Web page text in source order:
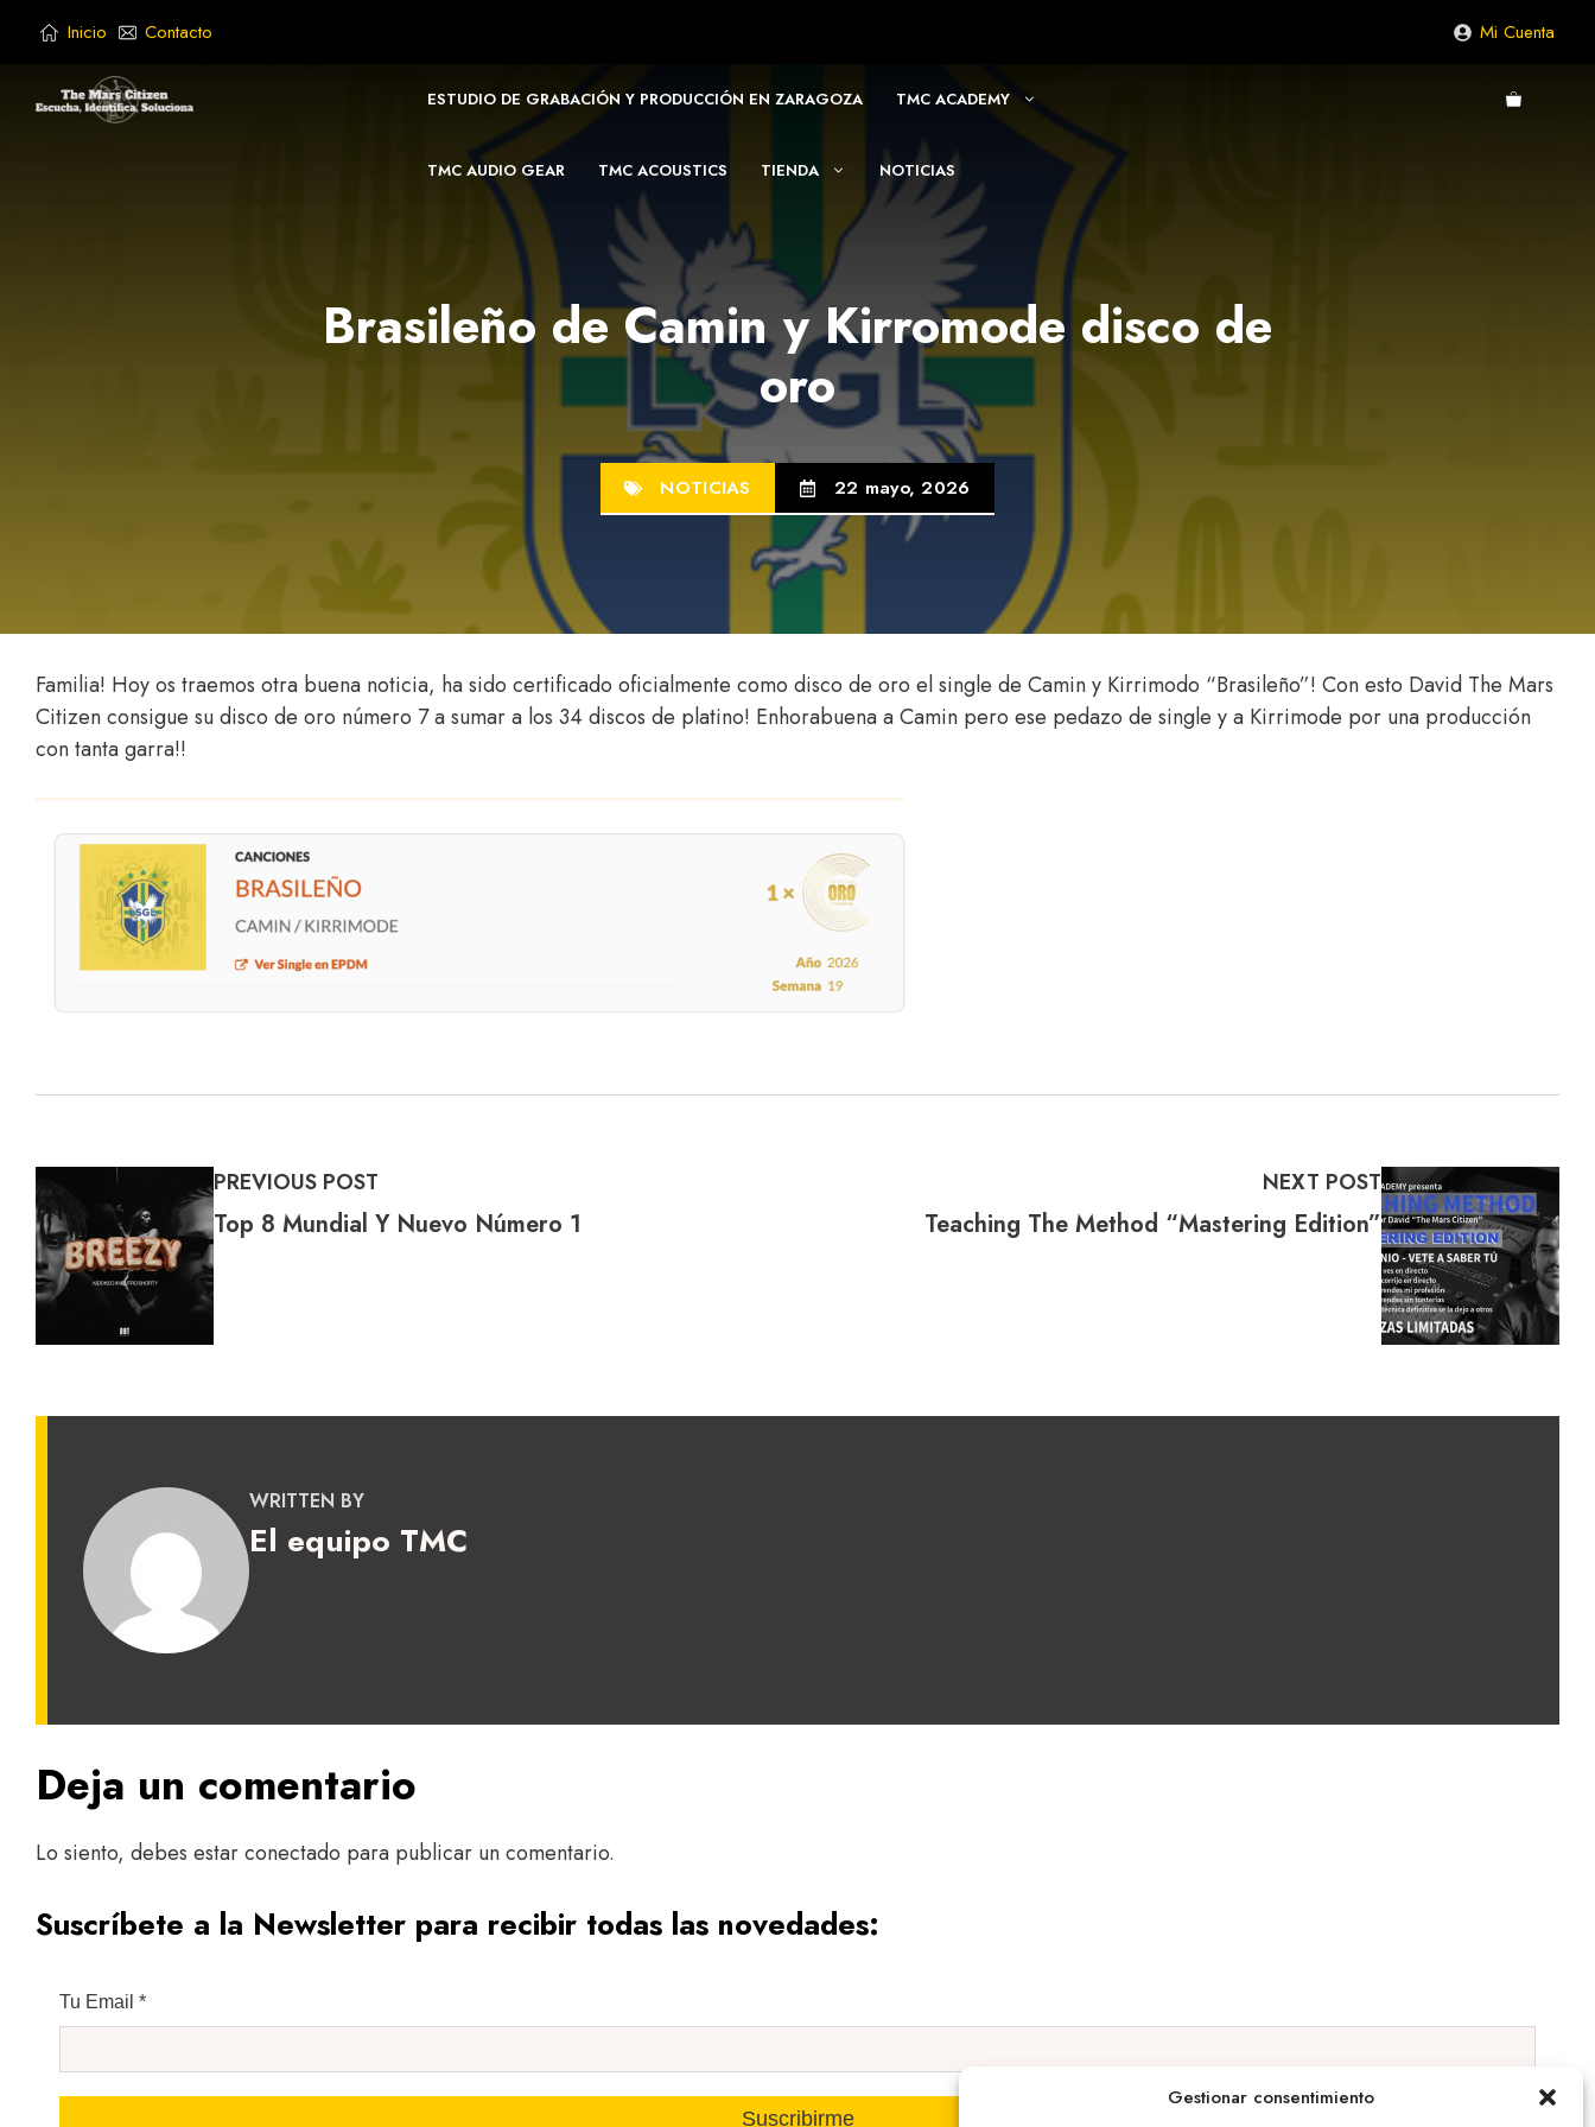
Gestionar consentimiento
Inicio Contacto Mi Cuenta
ESTUDIO DE GRABACIÓN Y PRODUCCIÓN EN ZARAGOZA TMC ACADEMY
TMC AUDIO GEAR TMC ACOUSTICS TIENDA NOTICIAS
Brasileño de Camin y Kirromode disco de
oro
NOTICIAS 22 mayo, 2026
Familia! Hoy os traemos otra buena noticia, ha sido certificado oficialmente como disco de oro el single de Camin y Kirrimodo “Brasileño”! Con esto David The Mars
Citizen consigue su disco de oro número 7 a sumar a los 34 discos de platino! Enhorabuena a Camin pero ese pedazo de single y a Kirrimode por una producción
con tanta garra!!
PREVIOUS POST
Top 8 Mundial Y Nuevo Número 1
NEXT POST
Teaching The Method “Mastering Edition”
WRITTEN BY
El equipo TMC
Deja un comentario
Lo siento, debes estarconectado para publicar un comentario.
Suscríbete a la Newsletter para recibir todas las novedades:
Tu Email *